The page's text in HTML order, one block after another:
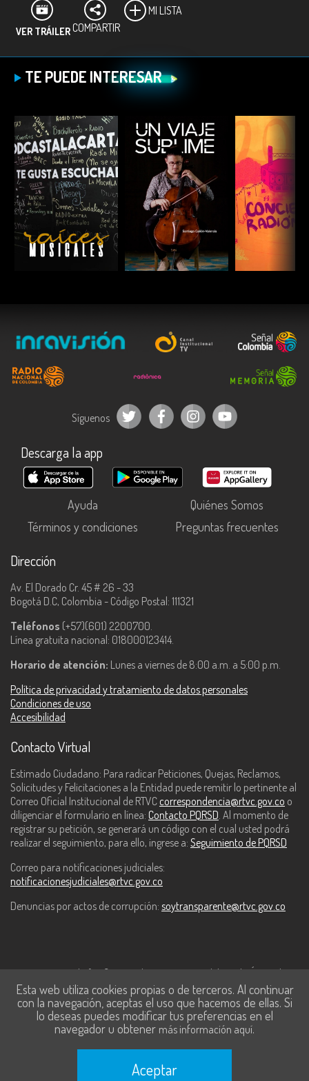
VER TRÁILERCOMPARTIR
MI LISTA
TE PUEDE INTERESAR
ESCUCHAR ESCUCHAR
Síguenos
Descarga la app
Ayuda
Quiénes Somos
Términos y condiciones
Preguntas frecuentes
Dirección
Av. El Dorado Cr. 45 # 26 - 33
Bogotá D.C, Colombia - Código Postal: 111321
Teléfonos (+57)(601) 2200700.
Línea gratuita nacional: 018000123414.
Horario de atención: Lunes a viernes de 8:00 a.m. a 5:00 p.m.
Política de privacidad y tratamiento de datos personales
Condiciones de uso
Accesibilidad
Contacto Virtual
Estimado Ciudadano: Para radicar Peticiones, Quejas, Reclamos,
Solicitudes y Felicitaciones a la Entidad puede remitir lo pertinente al
Correo Oficial Institucional de RTVC correspondencia@rtvc.gov.co o
diligenciar el formulario en línea: Contacto PQRSD. Al momento de
registrar su petición, se generará un código con el cual usted podrá
realizar el seguimiento, para ello, ingrese a: Seguimiento de PQRSD
Correo para notificaciones judiciales:
notificacionesjudiciales@rtvc.gov.co
Denuncias por actos de corrupción: soytransparente@rtvc.gov.co
Este contenido fue financiado con recursos del Fondo Único de
Tecnologías de la Información y las Comunicaciones de MinTic.
Esta web utiliza cookies propias o de terceros. Al continuar
con la navegación, aceptas el uso que hacemos de ellas. Si
lo deseas puedes modificar tus preferencias en el
navegador u obtener más información aquí.
Aceptar